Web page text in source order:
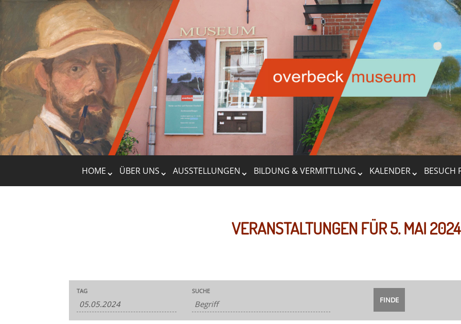
HOME ÜBER UNS AUSSTELLUNGEN BILDUNG & VERMITTLUNG KALENDER BESUCH
VERANSTALTUNGEN FÜR 5. MAI 2024
Veranstaltungen
Suche
und
Veranstaltungen
Suche
TAG SUCHE